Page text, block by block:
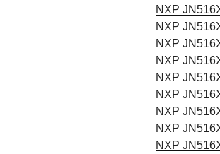
NXP
NXP
NXP
NXP
NXP
NXP
NXP
NXP
NXP